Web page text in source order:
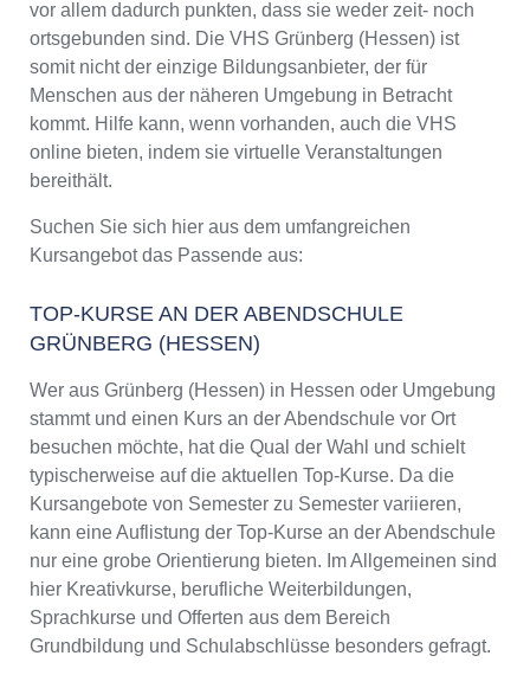
vor allem dadurch punkten, dass sie weder zeit- noch
ortsgebunden sind. Die VHS Grünberg (Hessen) ist
somit nicht der einzige Bildungsanbieter, der für
Menschen aus der näheren Umgebung in Betracht
kommt. Hilfe kann, wenn vorhanden, auch die VHS
online bieten, indem sie virtuelle Veranstaltungen
bereithält.
Suchen Sie sich hier aus dem umfangreichen
Kursangebot das Passende aus:
TOP-KURSE AN DER ABENDSCHULE
GRÜNBERG (HESSEN)
Wer aus Grünberg (Hessen) in Hessen oder Umgebung
stammt und einen Kurs an der Abendschule vor Ort
besuchen möchte, hat die Qual der Wahl und schielt
typischerweise auf die aktuellen Top-Kurse. Da die
Kursangebote von Semester zu Semester variieren,
kann eine Auflistung der Top-Kurse an der Abendschule
nur eine grobe Orientierung bieten. Im Allgemeinen sind
hier Kreativkurse, berufliche Weiterbildungen,
Sprachkurse und Offerten aus dem Bereich
Grundbildung und Schulabschlüsse besonders gefragt.